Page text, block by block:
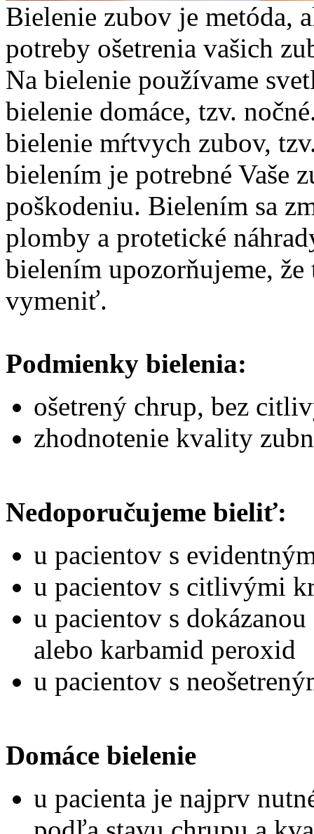
Bielenie zubov je metóda,
potreby ošetrenia vašich
Na bielenie používame
bielenie domáce, tzv.
bielenie mŕtvych zubov,
bielením je potrebné Vaše
poškodeniu. Bielením sa
plomby a protetické
bielením upozorňujeme,
vymeniť.
Podmienky bielenia:
ošetrený chrup, bez
zhodnotenie kvality
Nedoporučujeme bieliť:
u pacientov s
u pacientov s citlivými
u pacientov s
alebo karbamid peroxid
u pacientov s
Domáce bielenie
u pacienta je najprv